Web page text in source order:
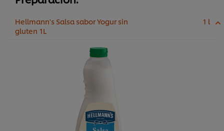
Hellmann's Salsa sabor Yogur sin
gluten 1L
1 l